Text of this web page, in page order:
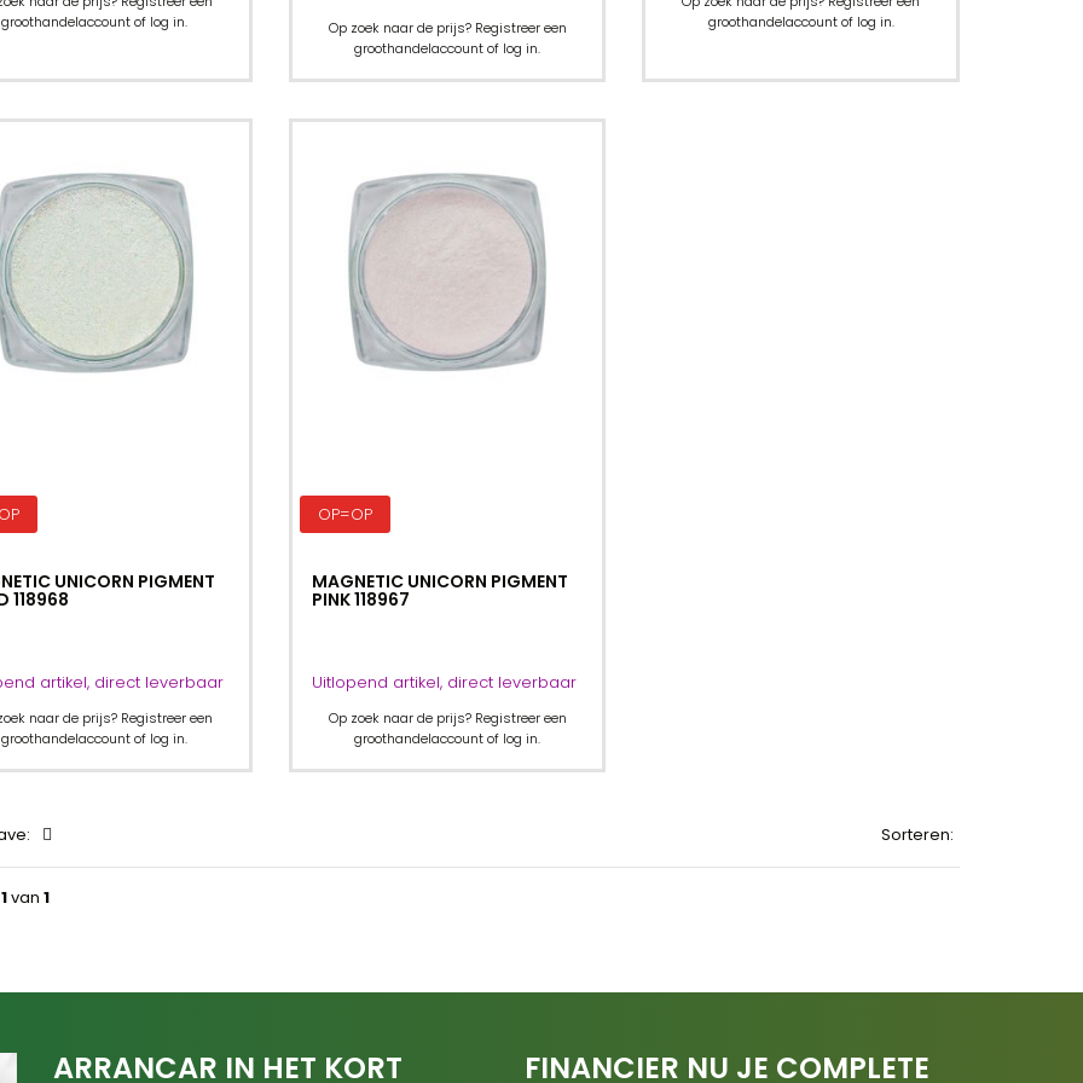
groothandelaccount of log in.
Op zoek naar de prijs? Registreer een
groothandelaccount of log in.
groothandelaccount of log in.
UNICORN PIGMENT
118968
artikel, direct leverbaar
naar de prijs? Registreer een
groothandelaccount of log in.
OP=OP
MAGNETIC UNICORN PIGMENT
PINK 118967
Uitlopend artikel, direct leverbaar
Op zoek naar de prijs? Registreer een
groothandelaccount of log in.
Sorteren:
1van 1
ARRANCAR IN HET KORT FINANCIER NU JE COMPLETE